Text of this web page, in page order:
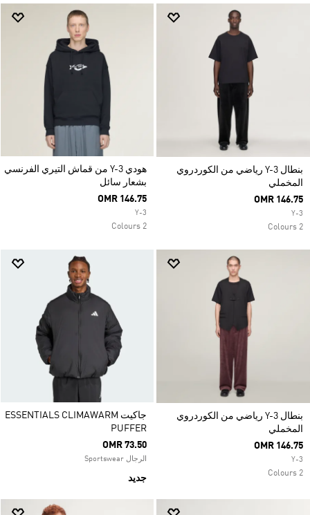
بنطال Y-3 رياضي من الكوردروي
المخملي
OMR 146.75
Y-3
2 Colours
هودي Y-3 من قماش التيري الفرنسي
بشعار سائل
OMR 146.75
Y-3
2 Colours
بنطال Y-3 رياضي من الكوردروي
المخملي
OMR 146.75
Y-3
2 Colours
جاكيت ESSENTIALS CLIMAWARM
PUFFER
OMR 73.50
الرجال Sportswear
جديد